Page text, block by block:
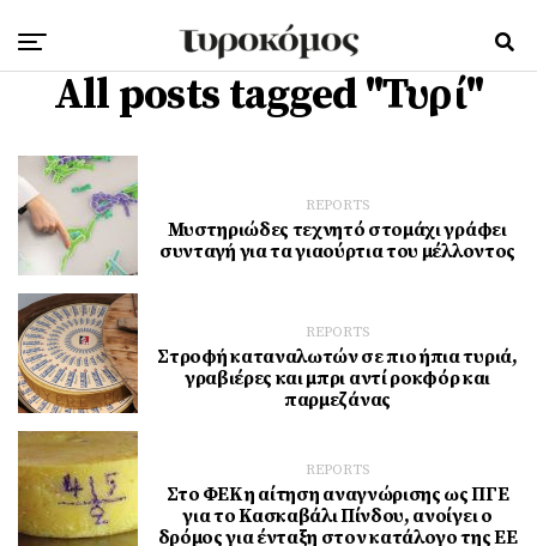
All posts tagged "Τυρί"
REPORTS
Μυστηριώδες τεχνητό στομάχι γράφει
συνταγή για τα γιαούρτια του μέλλοντος
REPORTS
Στροφή καταναλωτών σε πιο ήπια τυριά,
γραβιέρες και μπρι αντί ροκφόρ και
παρμεζάνας
REPORTS
Στο ΦΕΚ η αίτηση αναγνώρισης ως ΠΓΕ
για το Κασκαβάλι Πίνδου, ανοίγει ο
δρόμος για ένταξη στον κατάλογο της ΕΕ